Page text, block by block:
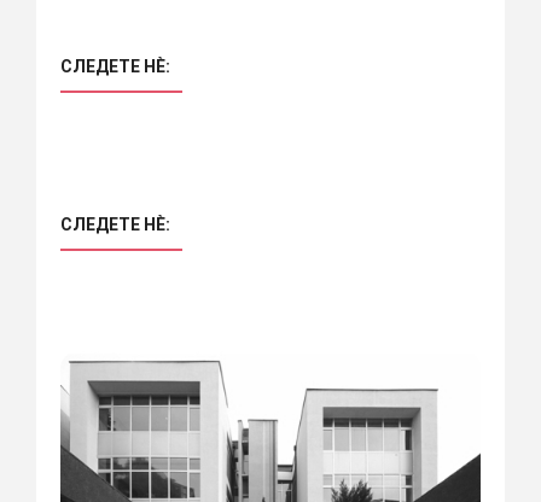
СЛЕДЕТЕ НÈ:
СЛЕДЕТЕ НÈ: